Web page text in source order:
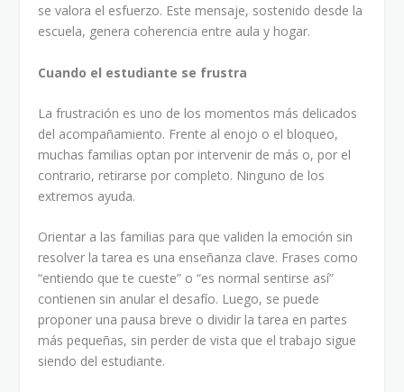
se valora el esfuerzo. Este mensaje, sostenido desde la
escuela, genera coherencia entre aula y hogar.
Cuando el estudiante se frustra
La frustración es uno de los momentos más delicados
del acompañamiento. Frente al enojo o el bloqueo,
muchas familias optan por intervenir de más o, por el
contrario, retirarse por completo. Ninguno de los
extremos ayuda.
Orientar a las familias para que validen la emoción sin
resolver la tarea es una enseñanza clave. Frases como
“entiendo que te cueste” o “es normal sentirse así”
contienen sin anular el desafío. Luego, se puede
proponer una pausa breve o dividir la tarea en partes
más pequeñas, sin perder de vista que el trabajo sigue
siendo del estudiante.